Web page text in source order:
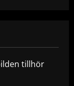
tillhör